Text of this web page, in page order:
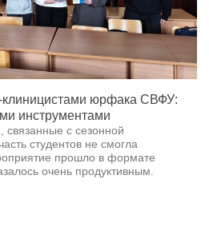
клиницистами юрфака СВФУ:
инструментами
связанные с сезонной
студентов не смогла
прошло в формате
очень продуктивным.